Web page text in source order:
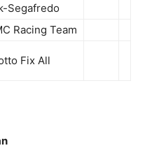
Segafredo
Racing Team
Fix All